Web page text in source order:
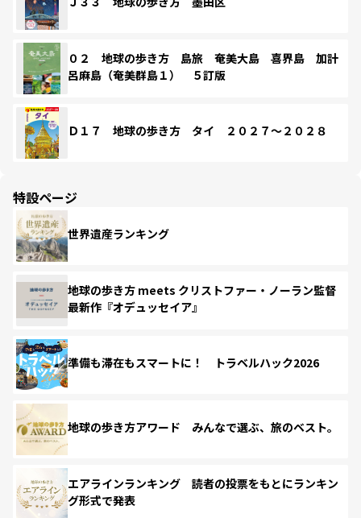
０２ 地球の歩き方 島旅 奄美大島 喜界島 加計
呂麻島（奄美群島１） ５訂版
Ｄ１７ 地球の歩き方 タイ ２０２７～２０２８
特設ページ
世界遺産ランキング
地球の歩き方 meets クリストファー・ノーラン監督
最新作『オデュッセイア』
準備も滞在もスマートに！ トラベルハック2026
地球の歩き方アワード みんなで選ぶ、旅のベスト。
エアラインランキング 読者の投票をもとにランキン
グ形式で発表